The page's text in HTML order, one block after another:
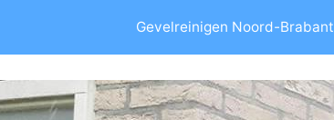
Gevelreinigen Noord-Brabant